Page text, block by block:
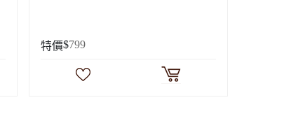
特價$799